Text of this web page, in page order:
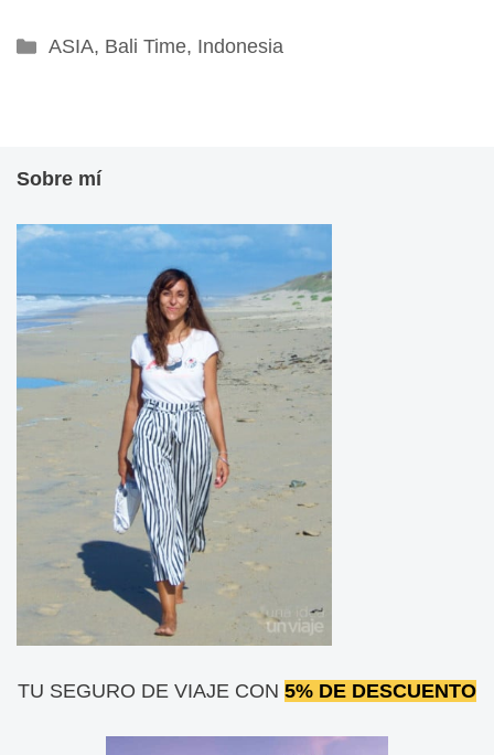
Categorías
ASIA, Bali Time, Indonesia
Sobre mí
TU SEGURO DE VIAJE CON 5% DE DESCUENTO